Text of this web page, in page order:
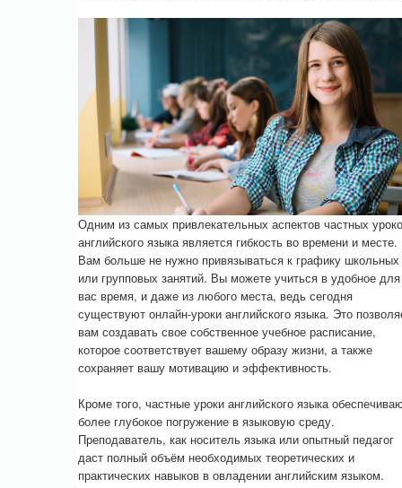
Одним из самых привлекательных аспектов частных
английского языка является гибкость во времени и месте.
Вам больше не нужно привязываться к графику школьных
или групповых занятий. Вы можете учиться в удобное для
вас время, и даже из любого места, ведь сегодня
существуют онлайн-уроки английского языка. Это
вам создавать свое собственное учебное расписание,
которое соответствует вашему образу жизни, а также
сохраняет вашу мотивацию и эффективность.
Кроме того, частные уроки английского языка
более глубокое погружение в языковую среду.
Преподаватель, как носитель языка или опытный педагог
даст полный объём необходимых теоретических и
практических навыков в овладении английским языком.